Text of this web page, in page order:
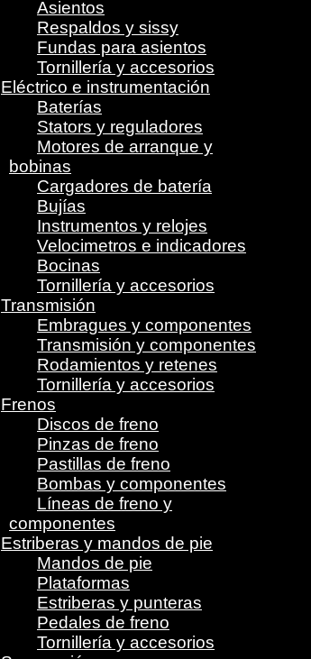
Asientos
Respaldos y sissy
Fundas para asientos
Tornillería y accesorios
Eléctrico e instrumentación
Baterías
Stators y reguladores
Motores de arranque y
bobinas
Cargadores de batería
Bujías
Instrumentos y relojes
Velocimetros e indicadores
Bocinas
Tornillería y accesorios
Transmisión
Embragues y componentes
Transmisión y componentes
Rodamientos y retenes
Tornillería y accesorios
Frenos
Discos de freno
Pinzas de freno
Pastillas de freno
Bombas y componentes
Líneas de freno y
componentes
Estriberas y mandos de pie
Mandos de pie
Plataformas
Estriberas y punteras
Pedales de freno
Tornillería y accesorios